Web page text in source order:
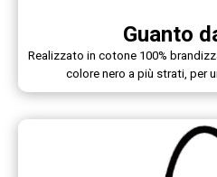
Guanto
Realizzato in cotone 100%
colore nero a più strati, per